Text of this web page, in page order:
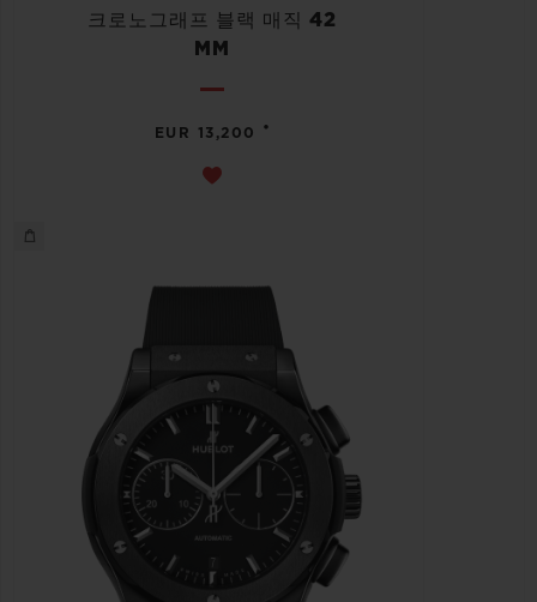
크로노그래프 블랙 매직 42
MM
EUR 13,200 •